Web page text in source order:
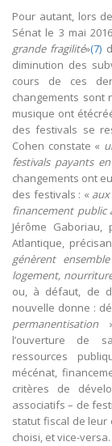
Pour autant, lors
Sénat le 3 mai
grande fragilité»(7)
diminution des
cours de ces
changements sont
musique ont
des festivals se
Cohen constate «
festivals payants
changements ont
des festivals : « aux
financement public
Jérôme
Atlantique,
génèrent
logement,
ou, à défaut, de
nouvelle donne :
permanentisation
l’ouverture de
ressources
mécénat,
critères de
associatifs – de
statut fiscal de leur
choisi, et vice-versa.